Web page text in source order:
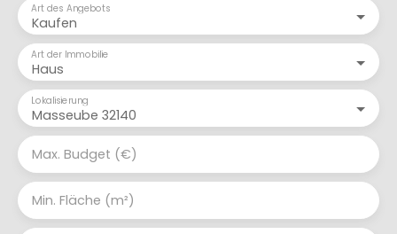
Kaufen
Art des Angebots
Haus
Art der Immobilie
Masseube 32140
Lokalisierung
Max. Budget (€)
Min. Fläche (m²)